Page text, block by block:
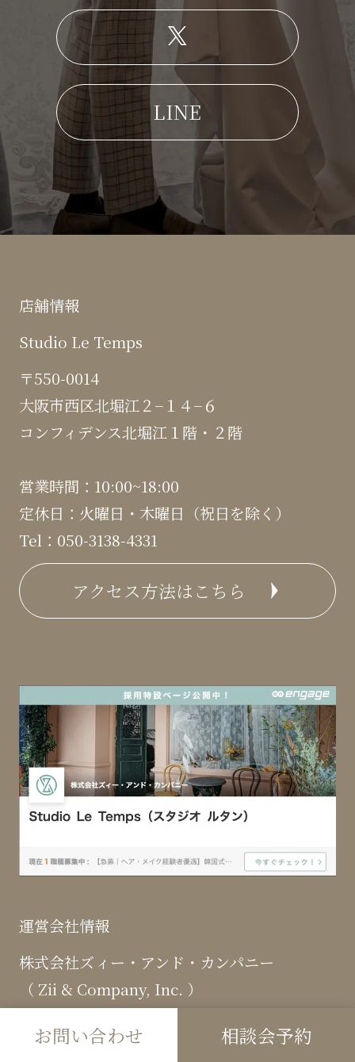
お問い合わせ 相談会予約
LINE
店舗情報
Studio Le Temps
〒550-0014
大阪市西区北堀江２−１４−６
コンフィデンス北堀江１階・２階
営業時間：10:00~18:00
定休日：火曜日・木曜日（祝日を除く）
Tel：050-3138-4331
アクセス方法はこちら
運営会社情報
株式会社ズィー・アンド・カンパニー
（ Zii & Company, Inc. ）
〒150-0001
東京都渋谷区神宮前六丁目２３番４号